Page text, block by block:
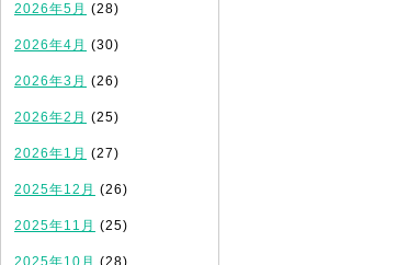
2026年5月 (28)
2026年4月 (30)
2026年3月 (26)
2026年2月 (25)
2026年1月 (27)
2025年12月 (26)
2025年11月 (25)
2025年10月 (28)